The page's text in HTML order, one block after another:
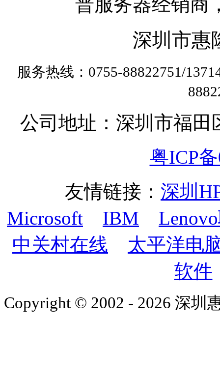
普服务器经销商
深圳市惠
服务热线：0755-88822751/
公司地址：深圳市福田
粤ICP
友情链接： 深圳
Microsoft
IBM
中关村在线
太平洋电
软件
Copyright © 2002 - 2026 深圳